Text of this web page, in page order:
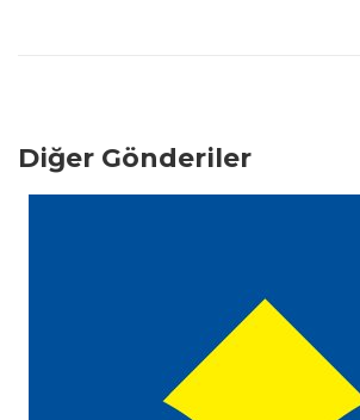
Diğer Gönderiler